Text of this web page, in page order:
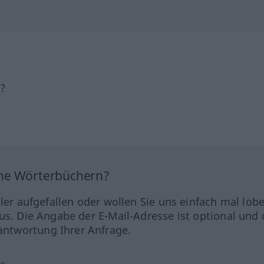
Wörterbüchern?
aufgefallen oder wollen Sie uns einfach mal
Die Angabe der E-Mail-Adresse ist optional und
Ihrer Anfrage.